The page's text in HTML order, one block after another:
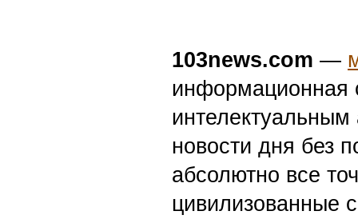
103news.com —
информационная
новости дня без
абсолютно все
цивилизованные